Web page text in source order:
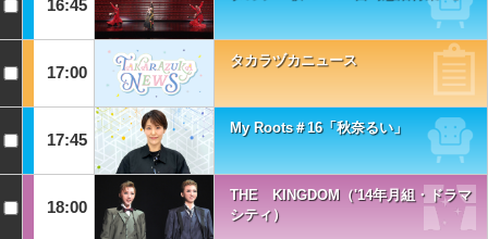
16:45
17:00
タカラヅカニュース
17:45
My Roots＃16「秋奈るい」
18:00
THE KINGDOM（'14年月組・ドラマ
シティ）